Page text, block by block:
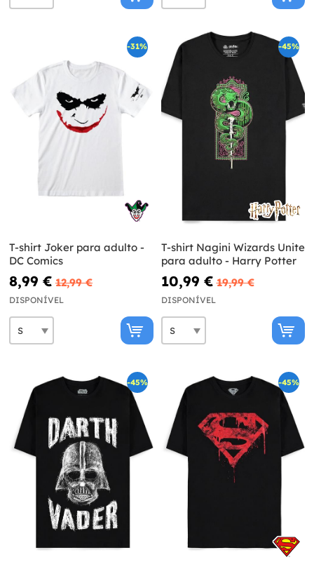
-31%
T-shirt Joker para adulto -
DC Comics
8,99 € 12,99 €
DISPONÍVEL
-45%
T-shirt Nagini Wizards Unite
para adulto - Harry Potter
10,99 € 19,99 €
DISPONÍVEL
-45% -45%